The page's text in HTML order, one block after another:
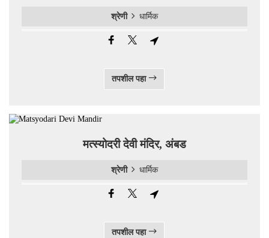
श्रेणी धार्मिक
तपशील पहा
मत्‍स्‍योदरी देवी मंदिर, अंबड
श्रेणी धार्मिक
तपशील पहा